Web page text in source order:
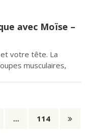
avec Moïse –
votre tête. La
musculaires,
... 114